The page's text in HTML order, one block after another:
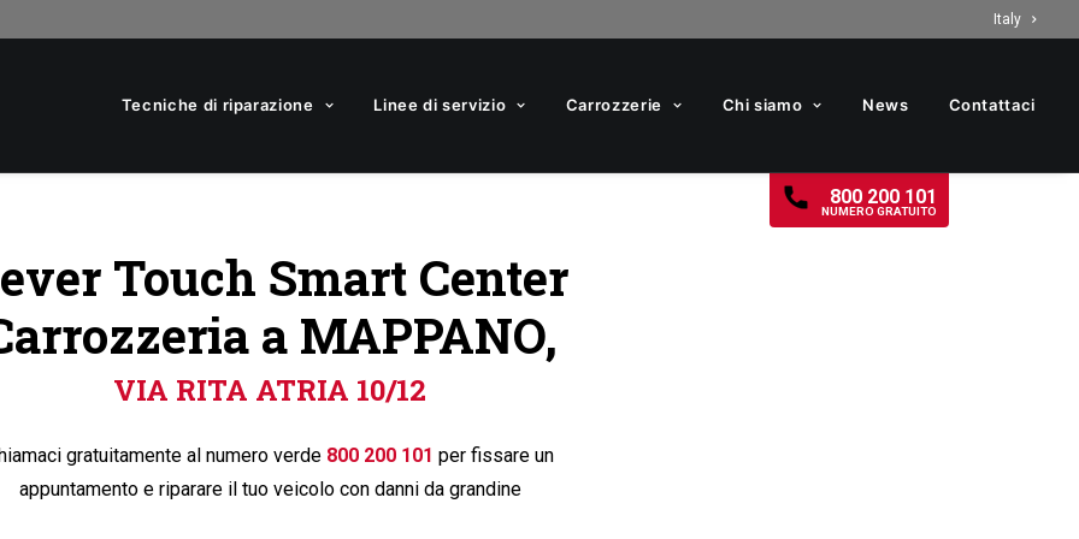
Italy
Tecniche di riparazione Linee di servizio Carrozzerie Chi siamo News Contattaci
Touch Smart Center
a MAPPANO,
VIA RITA ATRIA 10/12
gratuitamente al numero verde 800 200 101 per fissare un
appuntamento e riparare il tuo veicolo con danni da grandine
800 200 101
NUMERO GRATUITO